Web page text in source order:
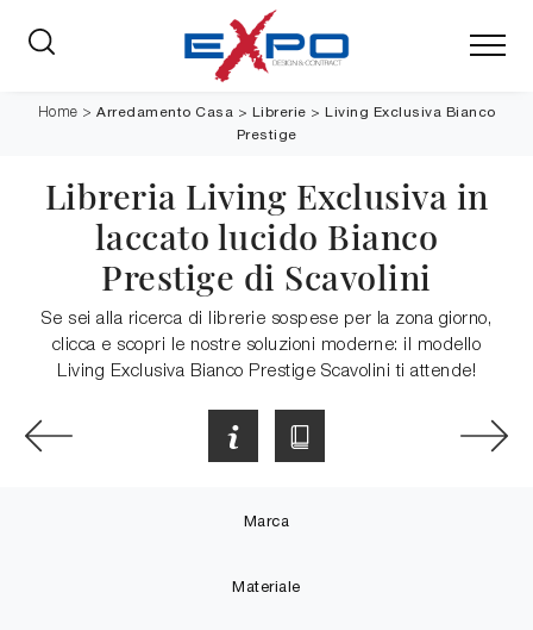
Home > Arredamento Casa > Librerie > Living Exclusiva Bianco
Prestige
Libreria Living Exclusiva in
laccato lucido Bianco
Prestige di Scavolini
Se sei alla ricerca di librerie sospese per la zona giorno,
clicca e scopri le nostre soluzioni moderne: il modello
Living Exclusiva Bianco Prestige Scavolini ti attende!
Marca
Materiale